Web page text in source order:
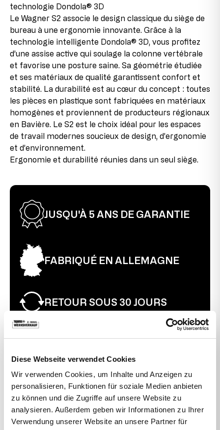
Diese Webseite verwendet Cookies
Wir verwenden Cookies, um Inhalte und Anzeigen zu
personalisieren, Funktionen für soziale Medien anbieten
zu können und die Zugriffe auf unsere Website zu
analysieren. Außerdem geben wir Informationen zu Ihrer
Verwendung unserer Website an unsere Partner für
hauteur totale 84-96 cm
largeur du siège 42 cm
Poids maximal de l'utilisateur 110 kg
profondeur d'assise 41 cm
1,92 m
86863 Langenneufnach
GERMANY
courriel: info@topstar.de
Téléphone: 08239/789-0
Ce modèle porte le label GS d’Intertek à Fürth et répond
à toutes les exigences en matière de sécurité.
Produit neuf avec pièces en fin de série
Ce produit est neuf, mais contient des pièces
provenant de stocks restants qui ne sont plus
reproduites en raison de changements dans la gamme
ou de changements de fournisseurs. Ces pièces en fin
de série sont intégrées dans les produits, ce qui nous
permet de proposer le produit à des conditions
2e choix
Cet article a déjà été utilisé comme modèle
d’exposition. Il peut présenter de légères traces de
montage au niveau des raccords, mais celles-ci sont à
peine visibles une fois le produit assemblé et
n’affectent en rien son fonctionnement. La chaise est
entièrement fonctionnelle.
technologie Dondola® 3D
Le Wagner S2 associe le design classique du siège de
bureau à une ergonomie innovante. Grâce à la
technologie intelligente Dondola® 3D, vous profitez
d’une assise active qui soulage la colonne vertébrale
et favorise une posture saine. Sa géométrie étudiée
et ses matériaux de qualité garantissent confort et
stabilité. La durabilité est au cœur du concept : toutes
les pièces en plastique sont fabriquées en matériaux
homogènes et proviennent de producteurs régionaux
en Bavière. Le S2 est le choix idéal pour les espaces
de travail modernes soucieux de design, d’ergonomie
et d’environnement.
Ergonomie et durabilité réunies dans un seul siège.
JUSQU'À 5 ANS DE GARANTIE
FABRIQUÉ EN ALLEMAGNE
RETOUR SOUS 30 JOURS
PRODUIT :